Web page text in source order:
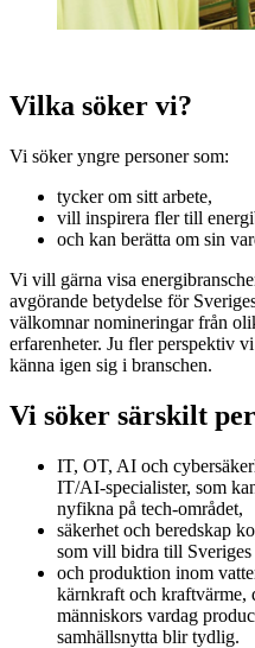
Vilka söker vi?
Vi söker yngre personer som:
tycker om sitt arbete,
vill inspirera fler till
och kan berätta om sin
Vi vill gärna visa
avgörande betydelse för
välkomnar nomineringar från
erfarenheter. Ju fler perspektiv
känna igen sig i branschen.
Vi söker särskilt
IT, OT, AI och
IT/AI-specialister, som
nyfikna på tech-området,
säkerhet och beredskap
som vill bidra till Sveriges
och produktion inom
kärnkraft och kraftvärme,
människors vardag
samhällsnytta blir tydlig.